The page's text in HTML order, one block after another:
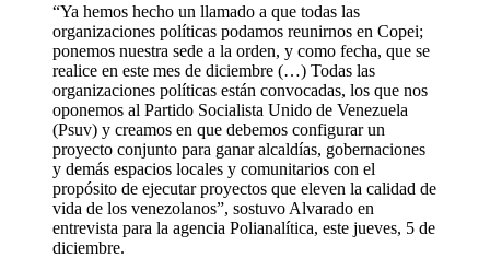
“Ya hemos hecho un llamado a que todas las
organizaciones políticas podamos reunirnos en Copei;
ponemos nuestra sede a la orden, y como fecha, que se
realice en este mes de diciembre (…) Todas las
organizaciones políticas están convocadas, los que nos
oponemos al Partido Socialista Unido de Venezuela
(Psuv) y creamos en que debemos configurar un
proyecto conjunto para ganar alcaldías, gobernaciones
y demás espacios locales y comunitarios con el
propósito de ejecutar proyectos que eleven la calidad de
vida de los venezolanos”, sostuvo Alvarado en
entrevista para la agencia Polianalítica, este jueves, 5 de
diciembre.